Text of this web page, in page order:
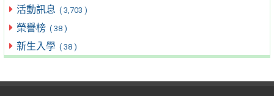
活動訊息 ( 3,703 )
榮譽榜 ( 38 )
新生入學 ( 38 )